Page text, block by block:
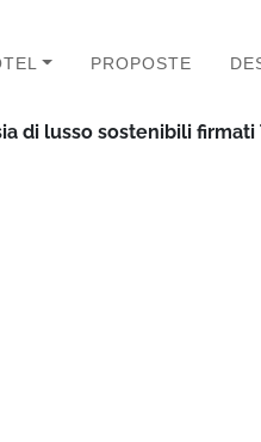
PROPOSTE
di lusso sostenibili firmati